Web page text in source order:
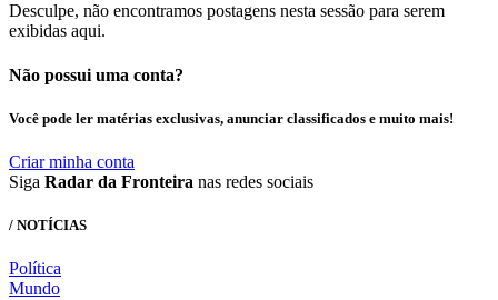
Desculpe, não encontramos postagens nesta sessão para serem
exibidas aqui.
Não possui uma conta?
Você pode ler matérias exclusivas, anunciar classificados e muito mais!
Criar minha conta
Siga Radar da Fronteira nas redes sociais
/ NOTÍCIAS
Política
Mundo